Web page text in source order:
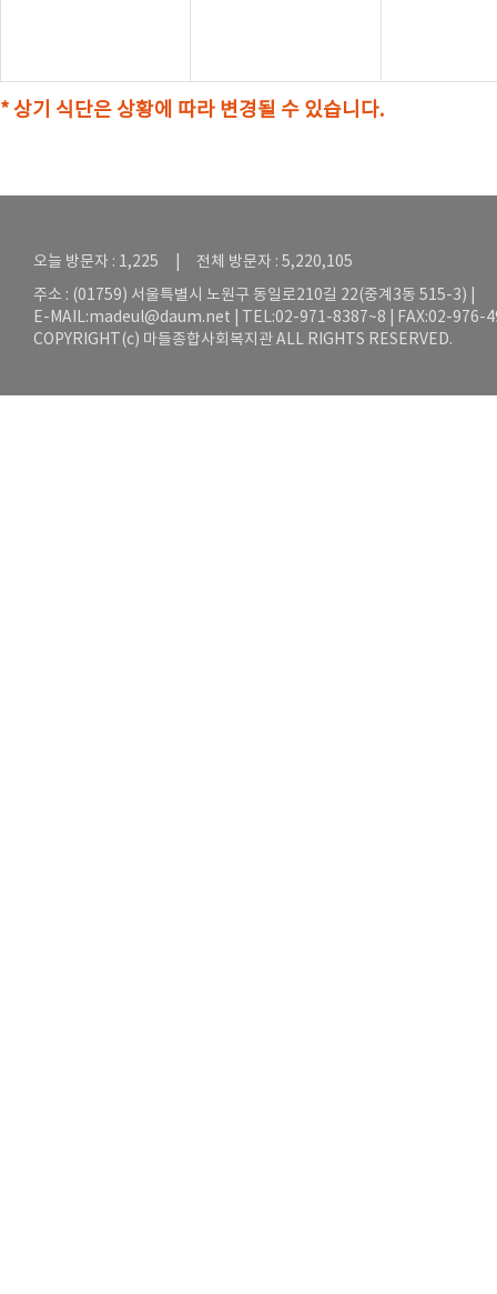
* 상기 식단은 상황에 따라 변경될 수 있습니다.
오늘 방문자 : 1,225 | 전체 방문자 : 5,220,105
주소 : (01759) 서울특별시 노원구 동일로210길 22(중계3동 515-3) |
E-MAIL:madeul@daum.net | TEL:02-971-8387~8 | FAX:02-976-
COPYRIGHT(c) 마들종합사회복지관 ALL RIGHTS RESERVED.